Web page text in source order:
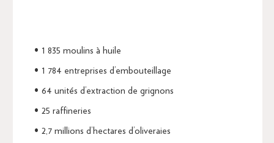
1 835 moulins à huile
1 784 entreprises d’embouteillage
64 unités d’extraction de grignons
25 raffineries
2,7 millions d’hectares d’oliveraies